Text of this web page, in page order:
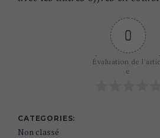
0
Évaluation de
e
CATEGORIES
Non classé